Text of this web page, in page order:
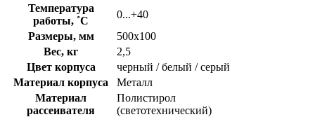
Температура
работы, ˚С
0...+40
Размеры, мм
500х100
Вес, кг
2,5
Цвет корпуса
черный / белый / серый
Материал корпуса
Металл
Материал
рассеивателя
Полистирол
(светотехнический)